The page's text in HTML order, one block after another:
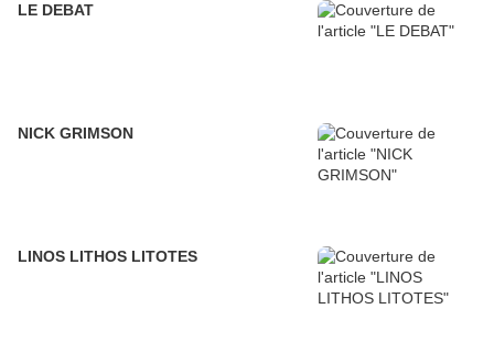
LE DEBAT
NICK GRIMSON
LINOS LITHOS LITOTES